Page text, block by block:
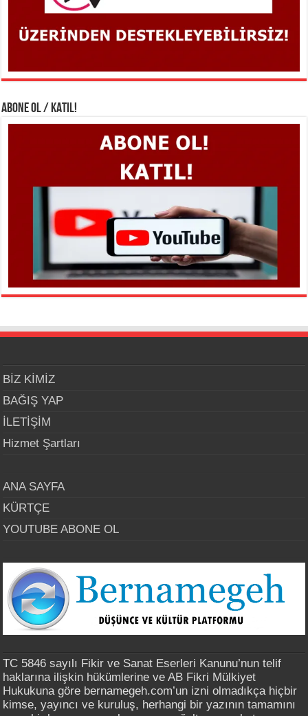
ABONE OL / KATIL!
BİZ KİMİZ
BAĞIŞ YAP
İLETİŞİM
Hizmet Şartları
ANA SAYFA
KÜRTÇE
YOUTUBE ABONE OL
TC 5846 sayılı Fikir ve Sanat Eserleri Kanunu’nun telif
haklarına ilişkin hükümlerine ve AB Fikri Mülkiyet
Hukukuna göre bernamegeh.com’un izni olmadıkça hiçbir
kimse, yayıncı ve kuruluş, herhangi bir yazının tamamını